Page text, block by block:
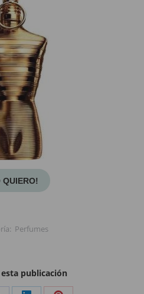
QUIERO!
Perfumes
publicación